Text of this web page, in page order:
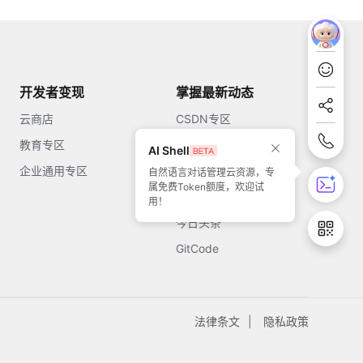
开发者变现
云商店
教育专区
企业通用专区
掌握最新动态
CSDN专区
知乎
开源中国
今日头条
GitCode
法律条文 隐私政策
AI Shell
自然语言对话管理云资源，专
属免费Token额度，欢迎试
用！